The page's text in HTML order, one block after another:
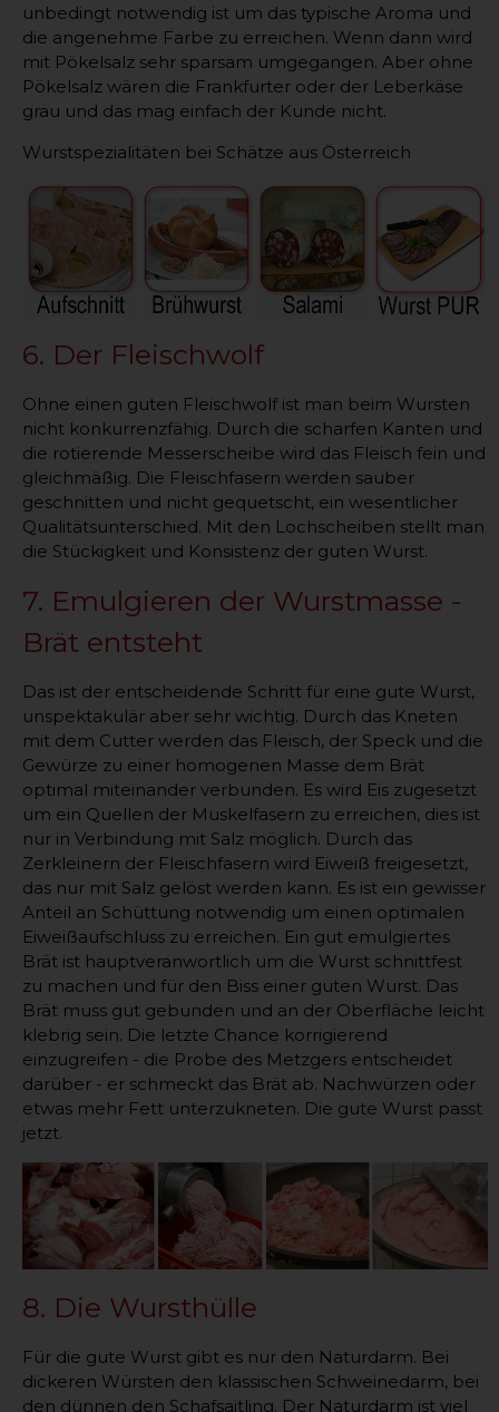
unbedingt notwendig ist um das typische Aroma und
die angenehme Farbe zu erreichen. Wenn dann wird
mit Pökelsalz sehr sparsam umgegangen. Aber ohne
Pökelsalz wären die Frankfurter oder der Leberkäse
grau und das mag einfach der Kunde nicht.
Wurstspezialitäten bei Schätze aus Österreich
6. Der Fleischwolf
Ohne einen guten Fleischwolf ist man beim Wursten
nicht konkurrenzfähig. Durch die scharfen Kanten und
die rotierende Messerscheibe wird das Fleisch fein und
gleichmäßig. Die Fleischfasern werden sauber
geschnitten und nicht gequetscht, ein wesentlicher
Qualitätsunterschied. Mit den Lochscheiben stellt man
die Stückigkeit und Konsistenz der guten Wurst.
7. Emulgieren der Wurstmasse -
Brät entsteht
Das ist der entscheidende Schritt für eine gute Wurst,
unspektakulär aber sehr wichtig. Durch das Kneten
mit dem Cutter werden das Fleisch, der Speck und die
Gewürze zu einer homogenen Masse dem Brät
optimal miteinander verbunden. Es wird Eis zugesetzt
um ein Quellen der Muskelfasern zu erreichen, dies ist
nur in Verbindung mit Salz möglich. Durch das
Zerkleinern der Fleischfasern wird Eiweiß freigesetzt,
das nur mit Salz gelöst werden kann. Es ist ein gewisser
Anteil an Schüttung notwendig um einen optimalen
Eiweißaufschluss zu erreichen. Ein gut emulgiertes
Brät ist hauptveranwortlich um die Wurst schnittfest
zu machen und für den Biss einer guten Wurst. Das
Brät muss gut gebunden und an der Oberfläche leicht
klebrig sein. Die letzte Chance korrigierend
einzugreifen - die Probe des Metzgers entscheidet
darüber - er schmeckt das Brät ab. Nachwürzen oder
etwas mehr Fett unterzukneten. Die gute Wurst passt
jetzt.
8. Die Wursthülle
Für die gute Wurst gibt es nur den Naturdarm. Bei
dickeren Würsten den klassischen Schweinedarm, bei
den dünnen den Schafsaitling. Der Naturdarm ist viel